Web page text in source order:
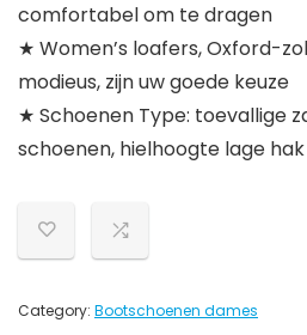
comfortabel om te dragen
★ Women’s loafers, Oxford-
modieus, zijn uw goede keuze
★ Schoenen Type: toevallige
schoenen, hielhoogte lage
Category: Bootschoenen dames